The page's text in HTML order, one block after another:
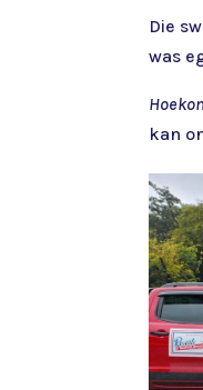
Die
was
kan